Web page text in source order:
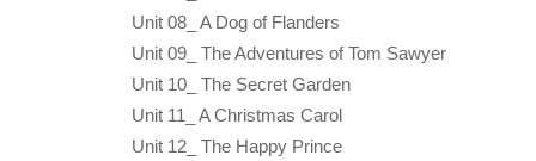
Unit 08_ A Dog of Flanders
Unit 09_ The Adventures of Tom Sawyer
Unit 10_ The Secret Garden
Unit 11_ A Christmas Carol
Unit 12_ The Happy Prince